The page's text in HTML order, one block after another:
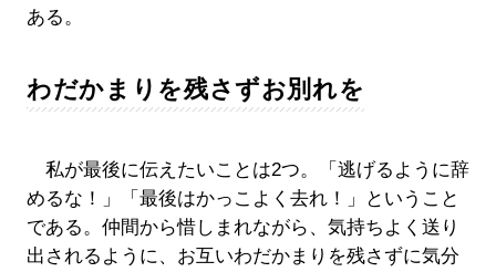
ある。
わだかまりを残さずお別れを
私が最後に伝えたいことは2つ。「逃げるように辞
めるな！」「最後はかっこよく去れ！」ということ
である。仲間から惜しまれながら、気持ちよく送り
出されるように、お互いわだかまりを残さずに気分